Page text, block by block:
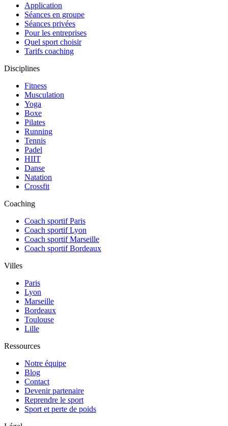
Application
Séances en groupe
Séances privées
Pour les entreprises
Quel sport choisir
Tarifs coaching
Disciplines
Fitness
Musculation
Yoga
Boxe
Pilates
Running
Tennis
Padel
HIIT
Danse
Natation
Crossfit
Coaching
Coach sportif Paris
Coach sportif Lyon
Coach sportif Marseille
Coach sportif Bordeaux
Villes
Paris
Lyon
Marseille
Bordeaux
Toulouse
Lille
Ressources
Notre équipe
Blog
Contact
Devenir partenaire
Reprendre le sport
Sport et perte de poids